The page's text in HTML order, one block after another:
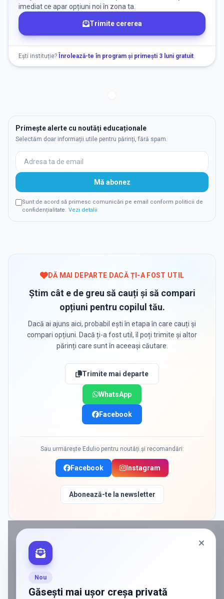
imediat ce apar opțiuni noi în zona ta.
Trimite cererea
Ești instituție? Înrolează-te în program și primești 3 luni gratuit.
Primește alerte cu noutăți educaționale
Selectăm doar informații utile pentru părinți, fără spam.
Mă abonez
Sunt de acord să primesc comunicări pe email conform politicii de
confidențialitate. Vezi detalii
DĂ MAI DEPARTE DACĂ ȚI-A FOST UTIL
Știm cât e de greu să cauți și să compari
opțiuni pentru copilul tău.
Dacă ai ajuns aici, probabil ești în etapa în care cauți și
compari opțiuni. Dacă ți-a fost util, îl poți trimite și altor
părinți care sunt în aceeași căutare.
Trimite mai departe
WhatsApp
Facebook
Sau urmărește Edulio pentru noutăți și recomandări:
Facebook Instagram
Abonează-te la newsletter
Nou
Găsești mai ușor creșa privată
ADS
cu familiile care au nevoie de ele — fără